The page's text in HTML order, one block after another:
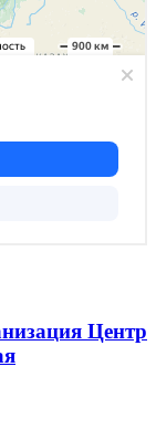
Центр